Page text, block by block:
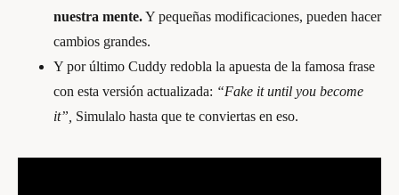
nuestra mente.Y pequeñas modificaciones, pueden hacer
cambios grandes.
Y por último Cuddy redobla la apuesta de la famosa frase
con esta versión actualizada: “Fake it until you become
it”, Simulalo hasta que te conviertas en eso.